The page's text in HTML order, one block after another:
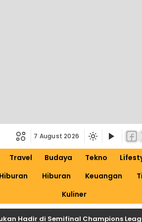
7 August 2026
Travel Budaya Tekno
Hiburan Hiburan Keuangan
Kuliner
di Semifinal Champions League,